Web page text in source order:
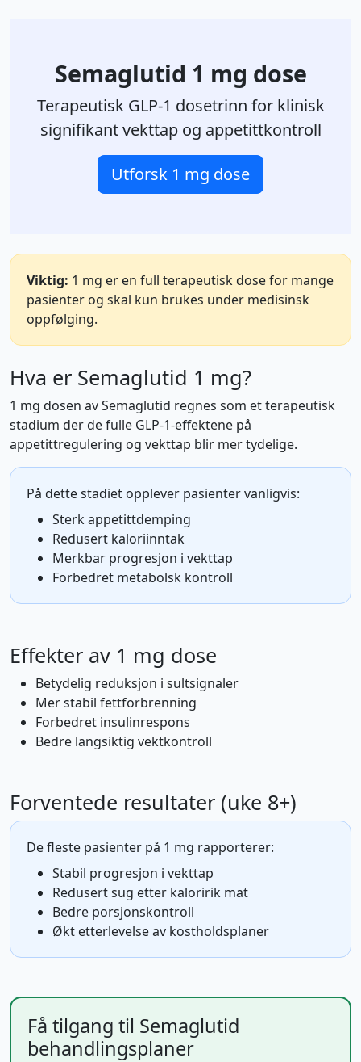
Semaglutid 1 mg dose
Terapeutisk GLP-1 dosetrinn for klinisk
signifikant vekttap og appetittkontroll
Utforsk 1 mg dose
Viktig: 1 mg er en full terapeutisk dose for mange
pasienter og skal kun brukes under medisinsk
oppfølging.
Hva er Semaglutid 1 mg?
1 mg dosen av Semaglutid regnes som et terapeutisk
stadium der de fulle GLP-1-effektene på
appetittregulering og vekttap blir mer tydelige.
På dette stadiet opplever pasienter vanligvis:
Sterk appetittdemping
Redusert kaloriinntak
Merkbar progresjon i vekttap
Forbedret metabolsk kontroll
Effekter av 1 mg dose
Betydelig reduksjon i sultsignaler
Mer stabil fettforbrenning
Forbedret insulinrespons
Bedre langsiktig vektkontroll
Forventede resultater (uke 8+)
De fleste pasienter på 1 mg rapporterer:
Stabil progresjon i vekttap
Redusert sug etter kaloririk mat
Bedre porsjonskontroll
Økt etterlevelse av kostholdsplaner
Få tilgang til Semaglutid
behandlingsplaner